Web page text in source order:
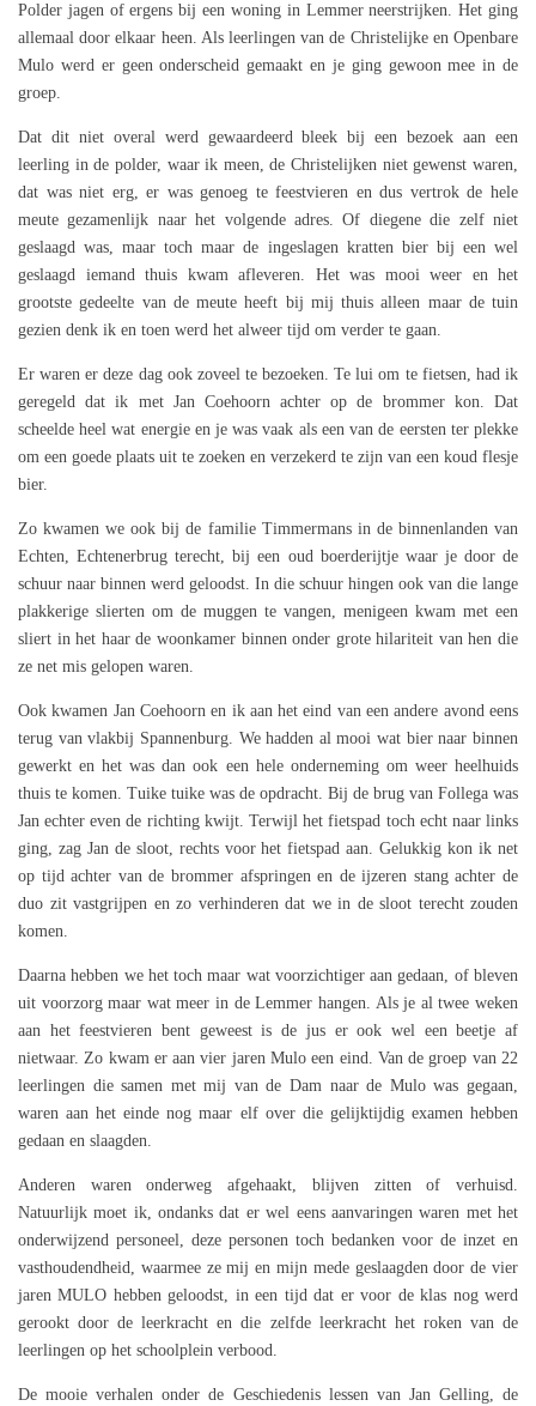
Polder jagen of ergens bij een woning in Lemmer neerstrijken. Het ging
allemaal door elkaar heen. Als leerlingen van de Christelijke en Openbare
Mulo werd er geen onderscheid gemaakt en je ging gewoon mee in de
groep.
Dat dit niet overal werd gewaardeerd bleek bij een bezoek aan een
leerling in de polder, waar ik meen, de Christelijken niet gewenst waren,
dat was niet erg, er was genoeg te feestvieren en dus vertrok de hele
meute gezamenlijk naar het volgende adres. Of diegene die zelf niet
geslaagd was, maar toch maar de ingeslagen kratten bier bij een wel
geslaagd iemand thuis kwam afleveren. Het was mooi weer en het
grootste gedeelte van de meute heeft bij mij thuis alleen maar de tuin
gezien denk ik en toen werd het alweer tijd om verder te gaan.
Er waren er deze dag ook zoveel te bezoeken. Te lui om te fietsen, had ik
geregeld dat ik met Jan Coehoorn achter op de brommer kon. Dat
scheelde heel wat energie en je was vaak als een van de eersten ter plekke
om een goede plaats uit te zoeken en verzekerd te zijn van een koud flesje
bier.
Zo kwamen we ook bij de familie Timmermans in de binnenlanden van
Echten, Echtenerbrug terecht, bij een oud boerderijtje waar je door de
schuur naar binnen werd geloodst. In die schuur hingen ook van die lange
plakkerige slierten om de muggen te vangen, menigeen kwam met een
sliert in het haar de woonkamer binnen onder grote hilariteit van hen die
ze net mis gelopen waren.
Ook kwamen Jan Coehoorn en ik aan het eind van een andere avond eens
terug van vlakbij Spannenburg. We hadden al mooi wat bier naar binnen
gewerkt en het was dan ook een hele onderneming om weer heelhuids
thuis te komen. Tuike tuike was de opdracht. Bij de brug van Follega was
Jan echter even de richting kwijt. Terwijl het fietspad toch echt naar links
ging, zag Jan de sloot, rechts voor het fietspad aan. Gelukkig kon ik net
op tijd achter van de brommer afspringen en de ijzeren stang achter de
duo zit vastgrijpen en zo verhinderen dat we in de sloot terecht zouden
komen.
Daarna hebben we het toch maar wat voorzichtiger aan gedaan, of bleven
uit voorzorg maar wat meer in de Lemmer hangen. Als je al twee weken
aan het feestvieren bent geweest is de jus er ook wel een beetje af
nietwaar. Zo kwam er aan vier jaren Mulo een eind. Van de groep van 22
leerlingen die samen met mij van de Dam naar de Mulo was gegaan,
waren aan het einde nog maar elf over die gelijktijdig examen hebben
gedaan en slaagden.
Anderen waren onderweg afgehaakt, blijven zitten of verhuisd.
Natuurlijk moet ik, ondanks dat er wel eens aanvaringen waren met het
onderwijzend personeel, deze personen toch bedanken voor de inzet en
vasthoudendheid, waarmee ze mij en mijn mede geslaagden door de vier
jaren MULO hebben geloodst, in een tijd dat er voor de klas nog werd
gerookt door de leerkracht en die zelfde leerkracht het roken van de
leerlingen op het schoolplein verbood.
De mooie verhalen onder de Geschiedenis lessen van Jan Gelling, de